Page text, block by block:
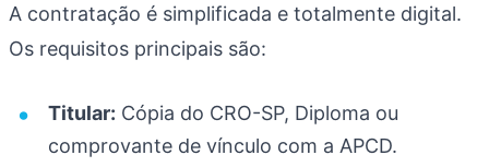
A contratação é simplificada e totalmente digital.
Os requisitos principais são:
Titular: Cópia do CRO-SP, Diploma ou
comprovante de vínculo com a APCD.